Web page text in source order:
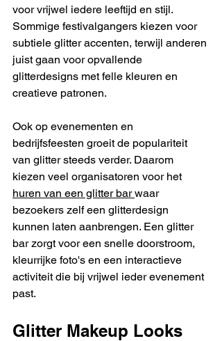
voor vrijwel iedere leeftijd en stijl.
Sommige festivalgangers kiezen voor
subtiele glitter accenten, terwijl anderen
juist gaan voor opvallende
glitterdesigns met felle kleuren en
creatieve patronen.
Ook op evenementen en
bedrijfsfeesten groeit de populariteit
van glitter steeds verder. Daarom
kiezen veel organisatoren voor het
huren van een glitter bar waar
bezoekers zelf een glitterdesign
kunnen laten aanbrengen. Een glitter
bar zorgt voor een snelle doorstroom,
kleurrijke foto's en een interactieve
activiteit die bij vrijwel ieder evenement
past.
Glitter Makeup Looks